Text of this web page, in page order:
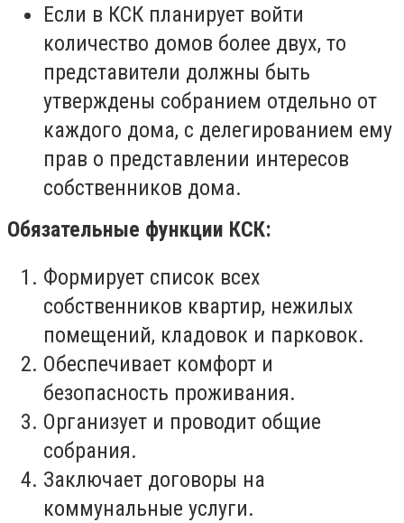
Если в КСК планирует войти
количество домов более двух, то
представители должны быть
утверждены собранием отдельно от
каждого дома, с делегированием ему
прав о представлении интересов
собственников дома.
Обязательные функции КСК:
Формирует список всех
собственников квартир, нежилых
помещений, кладовок и парковок.
Обеспечивает комфорт и
безопасность проживания.
Организует и проводит общие
собрания.
Заключает договоры на
коммунальные услуги.